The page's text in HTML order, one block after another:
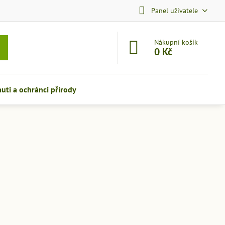
Panel uživatele
Nákupní košík
0 Kč
a ochránci přírody